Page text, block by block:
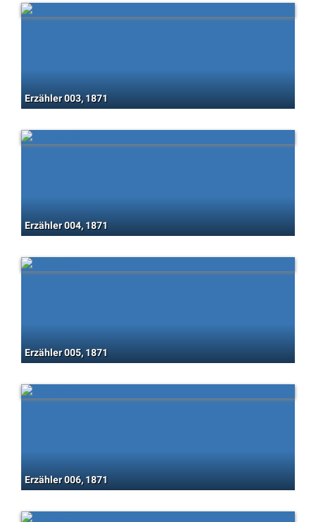
Erzähler 003, 1871
Erzähler 004, 1871
Erzähler 005, 1871
Erzähler 006, 1871